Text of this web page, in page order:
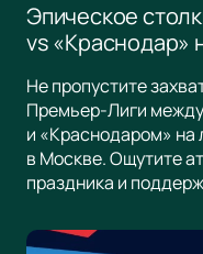
Эпическое
vs «Краснодар»
Не пропустите
Премьер-Лиги
и «Краснодаром» на
в Москве. Ощутите
праздника и